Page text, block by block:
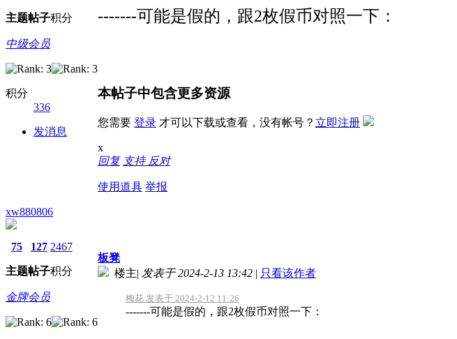
主题帖子积分
中级会员
积分
336
发消息
-------可能是假的，跟2枚假币对照一下：
本帖子中包含更多资源
您需要 登录 才可以下载或查看，没有帐号？ 立即注册
x
回复 支持 反对
使用道具 举报
xw880806
75
主题
127
帖子
2467
积分
金牌会员
板凳
楼主| 发表于 2024-2-13 13:42 | 只看该作者
梅花 发表于 2024-2-12 11:26
-------可能是假的，跟2枚假币对照一下：